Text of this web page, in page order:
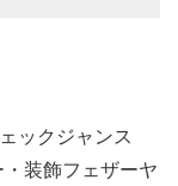
ックジャンス
装飾フェザーヤ